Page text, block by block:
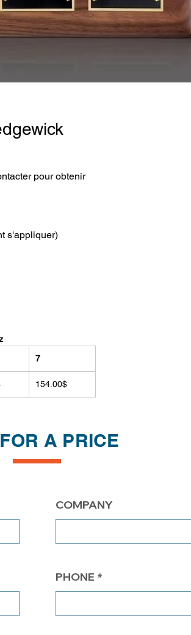
pour obtenir
s'appliquer)
7
154.00$
A PRICE
COMPANY
PHONE